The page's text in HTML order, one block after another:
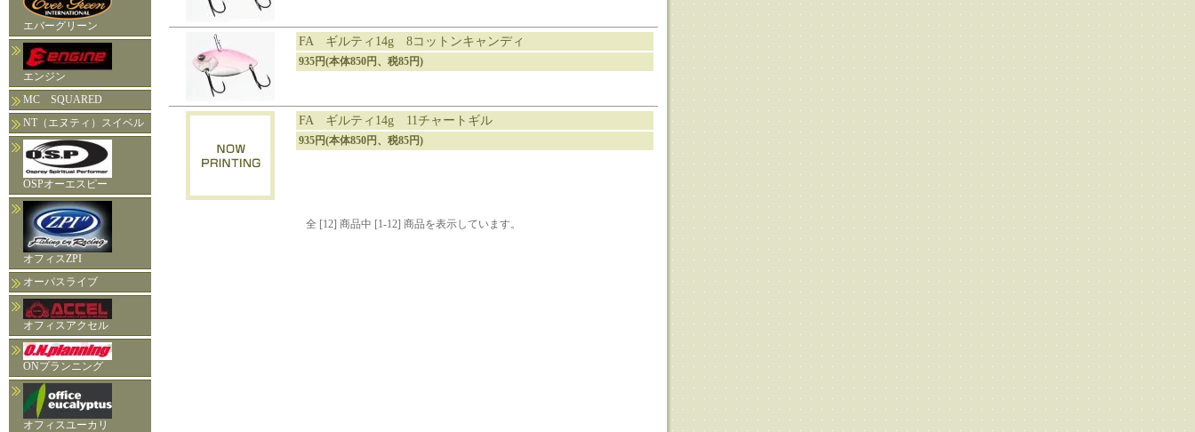
エバーグリーン
エンジン
MC SQUARED
NT（エヌティ）スイベル
OSPオーエスピー
オフィスZPI
オーパスライブ
オフィスアクセル
ONプランニング
オフィスユーカリ
FA ギルティ14g 8コットンキャンディ
935円(本体850円、税85円)
FA ギルティ14g 11チャートギル
935円(本体850円、税85円)
全 [12] 商品中 [1-12] 商品を表示しています。